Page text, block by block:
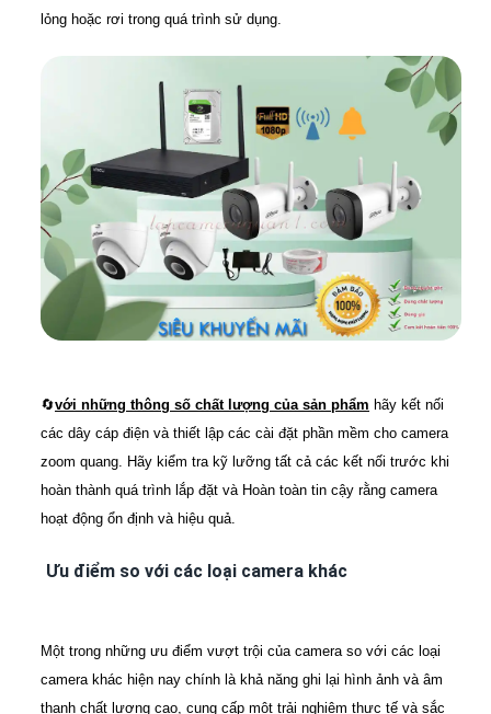
lỏng hoặc rơi trong quá trình sử dụng.
🔄với những thông số chất lượng của sản phẩm hãy kết nối
các dây cáp điện và thiết lập các cài đặt phần mềm cho camera
zoom quang. Hãy kiểm tra kỹ lưỡng tất cả các kết nối trước khi
hoàn thành quá trình lắp đặt và Hoàn toàn tin cậy rằng camera
hoạt động ổn định và hiệu quả.
Ưu điểm so với các loại camera khác
Một trong những ưu điểm vượt trội của camera so với các loại
camera khác hiện nay chính là khả năng ghi lại hình ảnh và âm
thanh chất lượng cao, cung cấp một trải nghiệm thực tế và sắc